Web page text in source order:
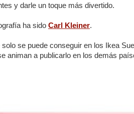
y darle un toque más divertido.
ha sido Carl Kleiner.
se puede conseguir en los Ikea
animan a publicarlo en los demás